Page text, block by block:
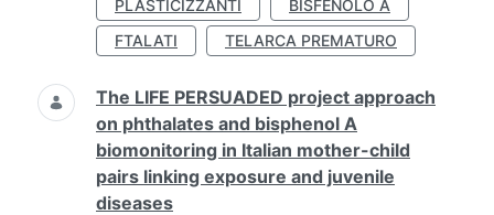
PLASTICIZZANTI
BISFENOLO A
FTALATI
TELARCA PREMATURO
The LIFE PERSUADED project approach
on phthalates and bisphenol A
biomonitoring in Italian mother-child
pairs linking exposure and juvenile
diseases